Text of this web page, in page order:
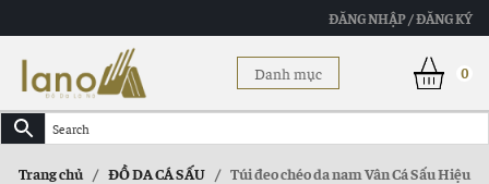
ĐĂNG NHẬP / ĐĂNG KÝ
Danh mục 0
Trang chủ / ĐỒ DA CÁ SẤU / Túi đeo chéo da nam Vân Cá Sấu Hiệu